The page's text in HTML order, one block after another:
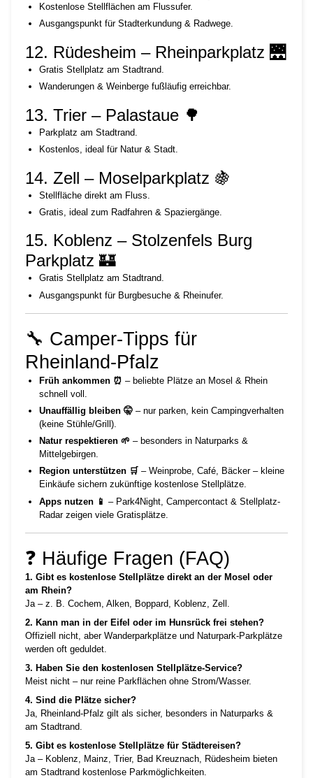
Kostenlose Stellflächen am Flussufer.
Ausgangspunkt für Stadterkundung & Radwege.
12. Rüdesheim – Rheinparkplatz 🌉
Gratis Stellplatz am Stadtrand.
Wanderungen & Weinberge fußläufig erreichbar.
13. Trier – Palastaue 🌳
Parkplatz am Stadtrand.
Kostenlos, ideal für Natur & Stadt.
14. Zell – Moselparkplatz 🍇
Stellfläche direkt am Fluss.
Gratis, ideal zum Radfahren & Spaziergänge.
15. Koblenz – Stolzenfels Burg
Parkplatz 🏰
Gratis Stellplatz am Stadtrand.
Ausgangspunkt für Burgbesuche & Rheinufer.
🔧 Camper-Tipps für
Rheinland-Pfalz
Früh ankommen ⏰ – beliebte Plätze an Mosel & Rhein
schnell voll.
Unauffällig bleiben 🤫 – nur parken, kein Campingverhalten
(keine Stühle/Grill).
Natur respektieren 🌱 – besonders in Naturparks &
Mittelgebirgen.
Region unterstützen 🛒 – Weinprobe, Café, Bäcker – kleine
Einkäufe sichern zukünftige kostenlose Stellplätze.
Apps nutzen 📱 – Park4Night, Campercontact & Stellplatz-
Radar zeigen viele Gratisplätze.
❓ Häufige Fragen (FAQ)
1. Gibt es kostenlose Stellplätze direkt an der Mosel oder
am Rhein?
Ja – z. B. Cochem, Alken, Boppard, Koblenz, Zell.
2. Kann man in der Eifel oder im Hunsrück frei stehen?
Offiziell nicht, aber Wanderparkplätze und Naturpark-Parkplätze
werden oft geduldet.
3. Haben Sie den kostenlosen Stellplätze-Service?
Meist nicht – nur reine Parkflächen ohne Strom/Wasser.
4. Sind die Plätze sicher?
Ja, Rheinland-Pfalz gilt als sicher, besonders in Naturparks &
am Stadtrand.
5. Gibt es kostenlose Stellplätze für Städtereisen?
Ja – Koblenz, Mainz, Trier, Bad Kreuznach, Rüdesheim bieten
am Stadtrand kostenlose Parkmöglichkeiten.